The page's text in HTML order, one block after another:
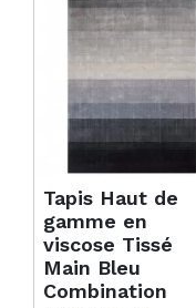
Tapis Haut de
gamme en
viscose Tissé
Main Bleu
Combination